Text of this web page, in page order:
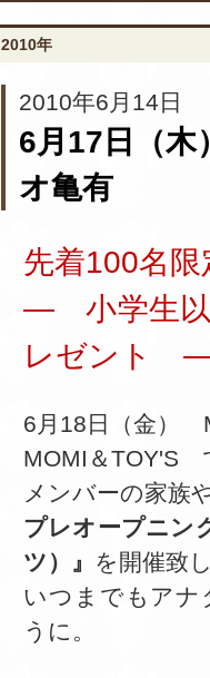
2010年
2010年6月14日
6月17日（
オ亀有
先着100名限
― 小学生以
レゼント
6月18日（金）
MOMI＆TOY'S
メンバーの家族
プレオープニン
ツ）』 を開催致
いつまでもア
うに。